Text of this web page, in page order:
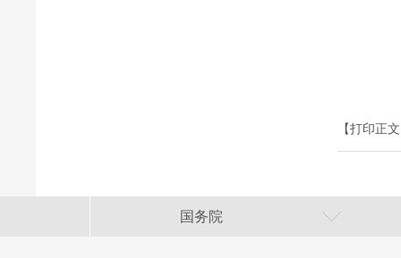
【打印正
国务院